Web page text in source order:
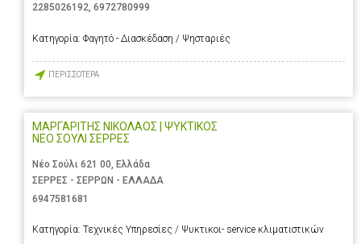
2285026192, 6972780999
Κατηγορία: Φαγητό - Διασκέδαση / Ψησταριές
ΠΕΡΙΣΣΟΤΕΡΑ
ΜΑΡΓΑΡΙΤΗΣ ΝΙΚΟΛΑΟΣ | ΨΥΚΤΙΚΟΣ
ΝΕΟ ΣΟΥΛΙ ΣΕΡΡΕΣ
Νέο Σούλι 621 00, Ελλάδα
ΣΕΡΡΕΣ - ΣΕΡΡΩΝ - ΕΛΛΑΔΑ
6947581681
Κατηγορία: Τεχνικές Υπηρεσίες / Ψυκτικοι- service κλιματιστικών